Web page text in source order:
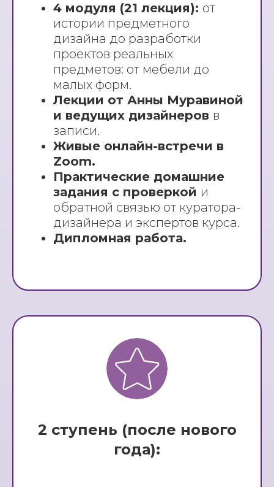
4 модуля (21 лекция): от
истории предметного
дизайна до разработки
проектов реальных
предметов: от мебели до
малых форм.
Лекции от Анны Муравиной
и ведущих дизайнеров в
записи.
Живые онлайн-встречи в
Zoom.
Практические домашние
задания с проверкой и
обратной связью от куратора-
дизайнера и экспертов курса.
Дипломная работа.
2 ступень (после нового
года):